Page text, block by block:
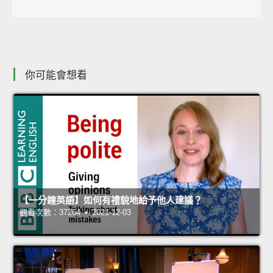
你可能會想看
【一分鐘英語】如何有禮貌地給予他人建議？
觀看次數：37264 • 2021-12-03